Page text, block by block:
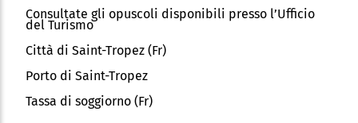
Consultate gli opuscoli disponibili presso l’Ufficio
del Turismo
Città di Saint-Tropez (Fr)
Porto di Saint-Tropez
Tassa di soggiorno (Fr)